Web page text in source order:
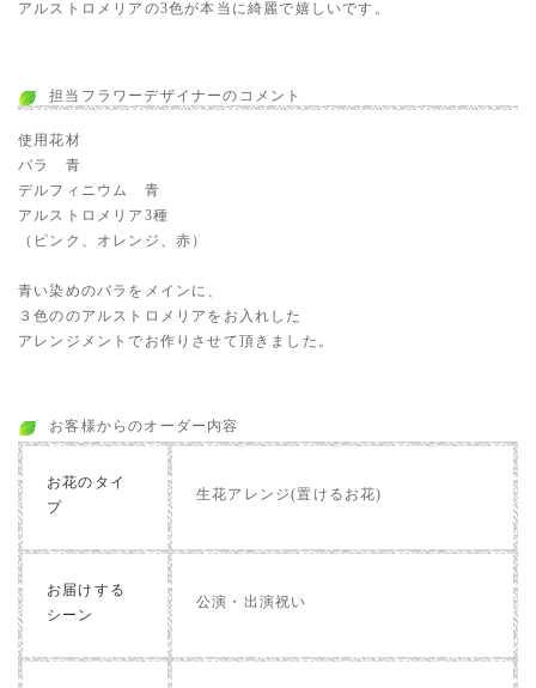
アルストロメリアの3色が本当に綺麗で嬉しいです。
担当フラワーデザイナーのコメント
使用花材
バラ 青
デルフィニウム 青
アルストロメリア3種
（ピンク、オレンジ、赤）
青い染めのバラをメインに、
３色ののアルストロメリアをお入れした
アレンジメントでお作りさせて頂きました。
お客様からのオーダー内容
お花のタイ
プ
生花アレンジ(置けるお花)
お届けする
シーン
公演・出演祝い